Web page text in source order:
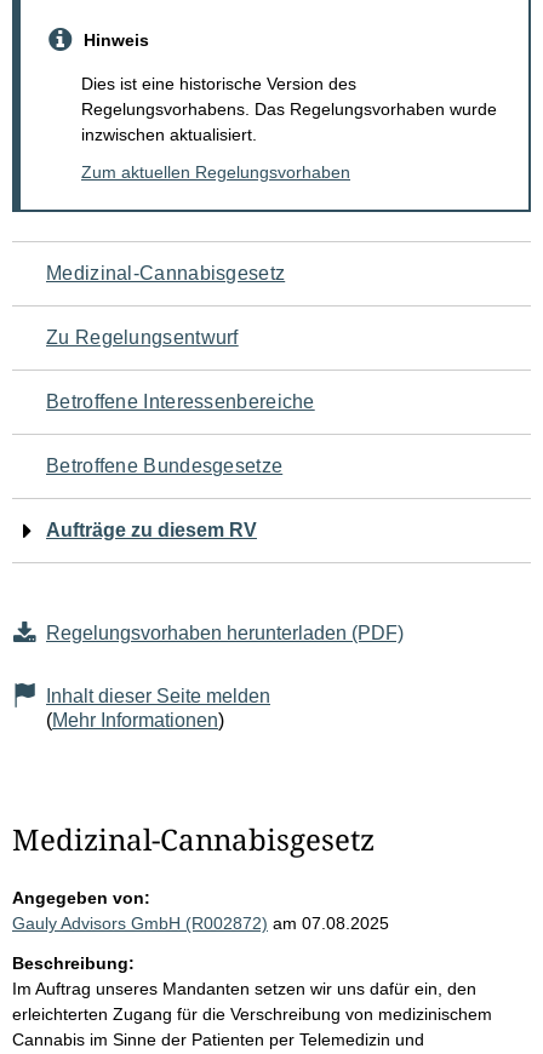
Hinweis
Dies ist eine historische Version des
Regelungsvorhabens. Das Regelungsvorhaben wurde
inzwischen aktualisiert.
Zum aktuellen Regelungsvorhaben
Navigation
für
den
Seiteninhalt
Medizinal-Cannabisgesetz
Zu Regelungsentwurf
Betroffene Interessenbereiche
Betroffene Bundesgesetze
Aufträge zu diesem RV
Regelungsvorhaben herunterladen (PDF)
Inhalt dieser Seite melden
(Mehr Informationen)
Medizinal-Cannabisgesetz
Angegeben von:
Gauly Advisors GmbH (R002872) am 07.08.2025
Beschreibung:
Im Auftrag unseres Mandanten setzen wir uns dafür ein, den
erleichterten Zugang für die Verschreibung von medizinischem
Cannabis im Sinne der Patienten per Telemedizin und